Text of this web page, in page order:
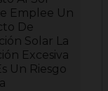
Emplee Un
De
Solar La
Excesiva
Un Riesgo